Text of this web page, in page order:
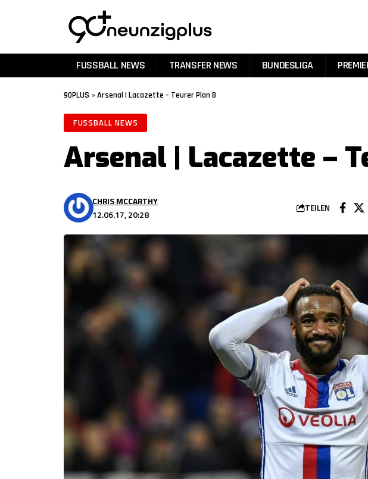
FUSSBALL NEWS TRANSFER NEWS BUNDESLIGA
90PLUS » Arsenal | Lacazette – Teurer Plan B
FUSSBALL NEWS
Arsenal | Lacazette –
12.06.17, 20:28
CHRIS MCCARTHY
TEILEN